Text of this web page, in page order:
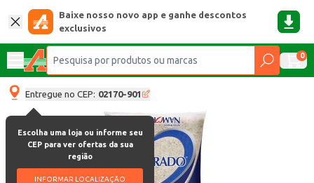
Baixe nosso novo app e ganhe descontos
exclusivos
0
Entregue no CEP: 02170-901
Escolha uma loja ou informe seu
CEP para ver ofertas da sua
região
INFORMAR LOCALIZAÇÃO